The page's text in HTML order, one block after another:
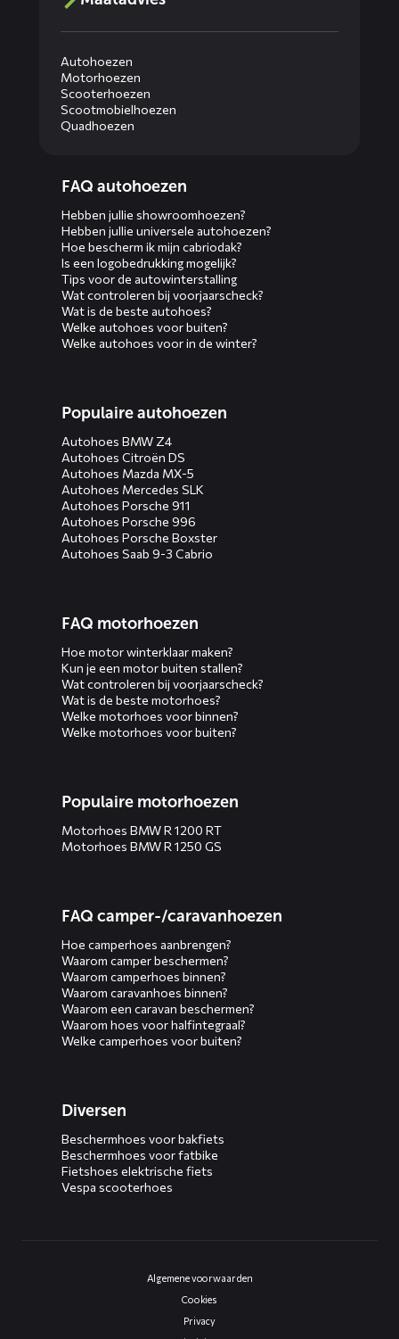
Autohoezen
Motorhoezen
Scooterhoezen
Scootmobielhoezen
Quadhoezen
menusFAQ autohoezen
Hebben jullie showroomhoezen?
Hebben jullie universele autohoezen?
Hoe bescherm ik mijn cabriodak?
Is een logobedrukking mogelijk?
Tips voor de autowinterstalling
Wat controleren bij voorjaarscheck?
Wat is de beste autohoes?
Welke autohoes voor buiten?
Welke autohoes voor in de winter?
Populaire autohoezen
Autohoes BMW Z4
Autohoes Citroën DS
Autohoes Mazda MX-5
Autohoes Mercedes SLK
Autohoes Porsche 911
Autohoes Porsche 996
Autohoes Porsche Boxster
Autohoes Saab 9-3 Cabrio
FAQ motorhoezen
Hoe motor winterklaar maken?
Kun je een motor buiten stallen?
Wat controleren bij voorjaarscheck?
Wat is de beste motorhoes?
Welke motorhoes voor binnen?
Welke motorhoes voor buiten?
Populaire motorhoezen
Motorhoes BMW R 1200 RT
Motorhoes BMW R 1250 GS
FAQ camper-/caravanhoezen
Hoe camperhoes aanbrengen?
Waarom camper beschermen?
Waarom camperhoes binnen?
Waarom caravanhoes binnen?
Waarom een caravan beschermen?
Waarom hoes voor halfintegraal?
Welke camperhoes voor buiten?
Diversen
Beschermhoes voor bakfiets
Beschermhoes voor fatbike
Fietshoes elektrische fiets
Vespa scooterhoes
Algemene voorwaarden
Cookies
Privacy